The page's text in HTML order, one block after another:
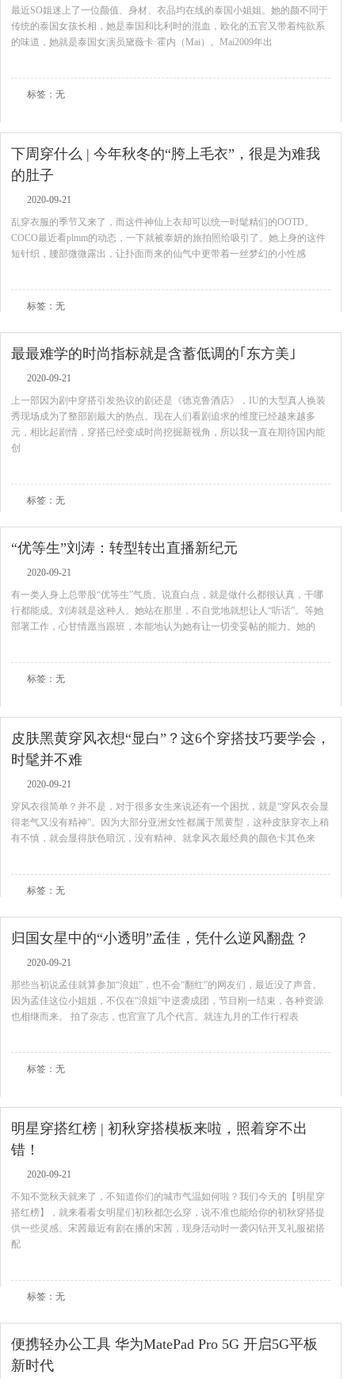
最近SO姐迷上了一位颜值、身材、衣品均在线的泰国小姐姐。她的颜不同于
传统的泰国女孩长相，她是泰国和比利时的混血，欧化的五官又带着纯欲系
的味道，她就是泰国女演员黛薇卡·霍内（Mai）。Mai2009年出
标签：无
下周穿什么 | 今年秋冬的“胯上毛衣”，很是为难我
的肚子
2020-09-21
乱穿衣服的季节又来了，而这件神仙上衣却可以统一时髦精们的OOTD。
COCO最近看plmm的动态，一下就被泰妍的旅拍照给吸引了。她上身的这件
短针织，腰部微微露出，让扑面而来的仙气中更带着一丝梦幻的小性感
标签：无
最最难学的时尚指标就是含蓄低调的｢东方美｣
2020-09-21
上一部因为剧中穿搭引发热议的剧还是《德克鲁酒店》，IU的大型真人换装
秀现场成为了整部剧最大的热点。现在人们看剧追求的维度已经越来越多
元，相比起剧情，穿搭已经变成时尚挖掘新视角，所以我一直在期待国内能
创
标签：无
“优等生”刘涛：转型转出直播新纪元
2020-09-21
有一类人身上总带股“优等生”气质。说直白点，就是做什么都很认真，干哪
行都能成。刘涛就是这种人。她站在那里，不自觉地就想让人“听话”。等她
部署工作，心甘情愿当跟班，本能地认为她有让一切变妥帖的能力。她的
标签：无
皮肤黑黄穿风衣想“显白”？这6个穿搭技巧要学会，
时髦并不难
2020-09-21
穿风衣很简单？并不是，对于很多女生来说还有一个困扰，就是“穿风衣会显
得老气又没有精神”。因为大部分亚洲女性都属于黑黄型，这种皮肤穿衣上稍
有不慎，就会显得肤色暗沉，没有精神。就拿风衣最经典的颜色卡其色来
标签：无
归国女星中的“小透明”孟佳，凭什么逆风翻盘？
2020-09-21
那些当初说孟佳就算参加“浪姐”，也不会“翻红”的网友们，最近没了声音。
因为孟佳这位小姐姐，不仅在“浪姐”中逆袭成团，节目刚一结束，各种资源
也相继而来。 拍了杂志，也官宣了几个代言。就连九月的工作行程表
标签：无
明星穿搭红榜 | 初秋穿搭模板来啦，照着穿不出
错！
2020-09-21
不知不觉秋天就来了，不知道你们的城市气温如何啦？我们今天的【明星穿
搭红榜】，就来看看女明星们初秋都怎么穿，说不准也能给你的初秋穿搭提
供一些灵感。宋茜最近有剧在播的宋茜，现身活动时一袭闪钻开叉礼服裙搭
配
标签：无
便携轻办公工具 华为MatePad Pro 5G 开启5G平板
新时代